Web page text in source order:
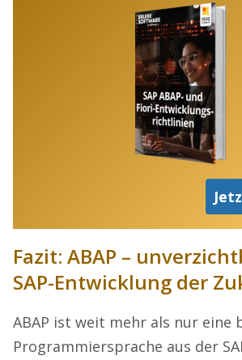
Fazit: ABAP –
SAP-Entwicklung der
ABAP ist weit mehr als nur eine
Programmiersprache aus der